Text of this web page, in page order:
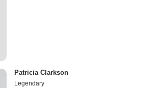
Patricia Clarkson
Legendary